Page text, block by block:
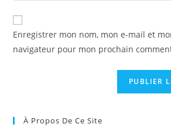
comment
website
URL
(optional)
Enregistrer mon nom, mon e-mail et
navigateur pour mon prochain
À Propos De Ce Site